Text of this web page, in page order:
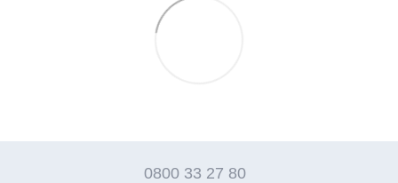
0800 33 27 80